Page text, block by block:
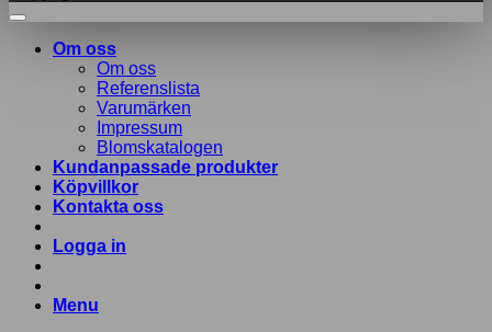
Om oss
Om oss
Referenslista
Varumärken
Impressum
Blomskatalogen
Kundanpassade produkter
Köpvillkor
Kontakta oss
Logga in
Menu